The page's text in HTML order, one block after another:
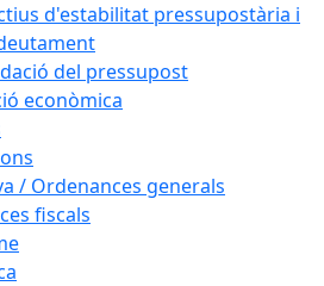
d'estabilitat pressupostària i
del pressupost
econòmica
/ Ordenances generals
fiscals